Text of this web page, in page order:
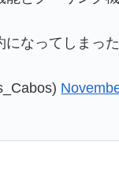
になってしまっ